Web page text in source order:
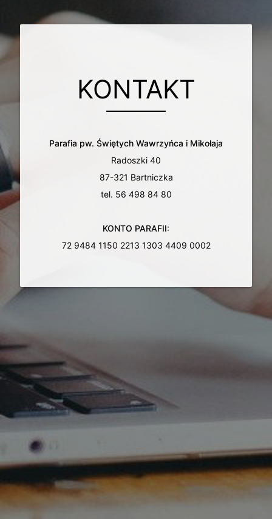
KONTAKT
Parafia pw. Świętych Wawrzyńca i Mikołaja
Radoszki 40
87-321 Bartniczka
tel. 56 498 84 80
KONTO PARAFII:
72 9484 1150 2213 1303 4409 0002